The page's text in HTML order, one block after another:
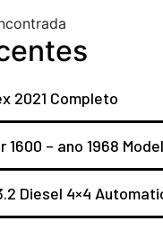
2021 Completo
1600 – ano 1968
Diesel 4×4